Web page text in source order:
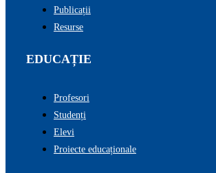
Publicații
Resurse
EDUCAȚIE
Profesori
Studenți
Elevi
Proiecte educaționale